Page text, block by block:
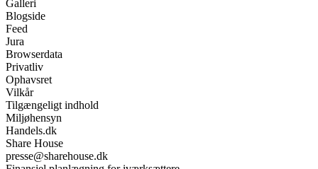
Galleri
Blogside
Feed
Jura
Browserdata
Privatliv
Ophavsret
Vilkår
Tilgængeligt indhold
Miljøhensyn
Handels.dk
Share House
presse@sharehouse.dk